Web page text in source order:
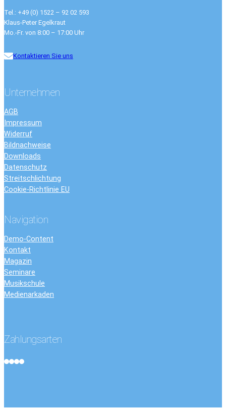
Tel.: +49 (0) 1522 – 92 02 593
Klaus-Peter Egelkraut
Mo.-Fr. von 8:00 – 17:00 Uhr
Kontaktieren Sie uns
Unternehmen
AGB
Impressum
Widerruf
Bildnachweise
Downloads
Datenschutz
Streitschlichtung
Cookie-Richtlinie EU
Navigation
Demo-Content
Kontakt
Magazin
Seminare
Musikschule
Medienarkaden
Zahlungsarten